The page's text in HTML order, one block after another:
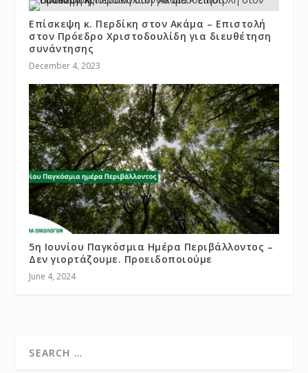
Επίσκεψη κ. Περδίκη στον Ακάμα – Επιστολή
στον Πρόεδρο Χριστοδουλίδη για διευθέτηση
συνάντησης
December 4, 2023
5η Ιουνίου Παγκόσμια Ημέρα Περιβάλλοντος –
Δεν γιορτάζουμε. Προειδοποιούμε
June 4, 2024